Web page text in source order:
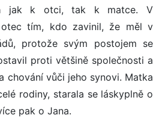
jak k otci, tak k matce. V
tím, kdo zavinil, že měl v
protože svým postojem se
proti většině společnosti a
chování vůči jeho synovi. Matka
rodiny, starala se láskyplně o
pak o Jana.